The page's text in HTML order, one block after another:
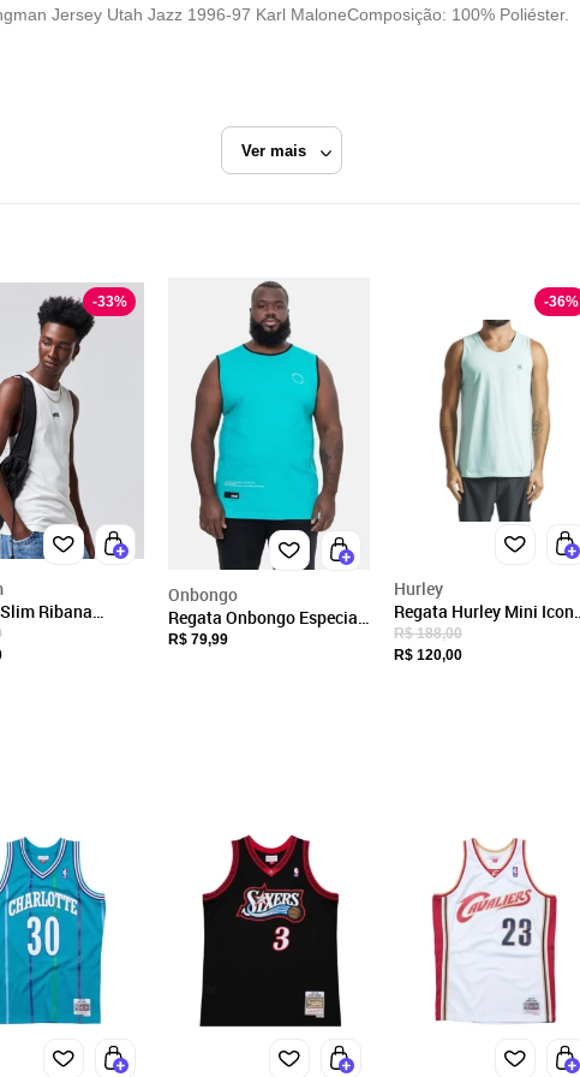
Urbane
Razão Social
URBANE COMERCIO DE ROUPAS EIRELI
CNPJ
29.059.200/0001-00
Rua Coronel Antônio Marcelo, 110, Andar 1
São Paulo, SP/SP
Ver mais
Jersey Utah Jazz 1996-97 Karl MaloneComposição: 100% Poliéster.
-33%
Ribana
Bordado
Onbongo
Regata Onbongo Especial
Verde
R$ 79,99
-36%
Hurley
Regata Hurley Mini Icon
SM24 Masculina Menta
R$ 188,00
R$ 120,00